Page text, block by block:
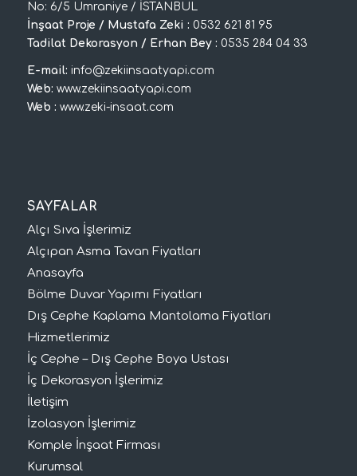
No: 6/5 Ümraniye / İSTANBUL
İnşaat Proje / Mustafa Zeki : 0532 621 81 95
Tadilat Dekorasyon / Erhan Bey : 0535 284 04 33
E-mail: info@zekiinsaatyapi.com
Web: www.zekiinsaatyapi.com
Web : www.zeki-insaat.com
SAYFALAR
Alçı Sıva İşlerimiz
Alçıpan Asma Tavan Fiyatları
Anasayfa
Bölme Duvar Yapımı Fiyatları
Dış Cephe Kaplama Mantolama Fiyatları
Hizmetlerimiz
İç Cephe – Dış Cephe Boya Ustası
İç Dekorasyon İşlerimiz
İletişim
İzolasyon İşlerimiz
Komple İnşaat Firması
Kurumsal